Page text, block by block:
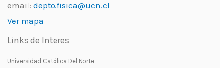
email: depto.fisica@ucn.cl
Ver mapa
Links de Interes
Universidad Católica Del Norte